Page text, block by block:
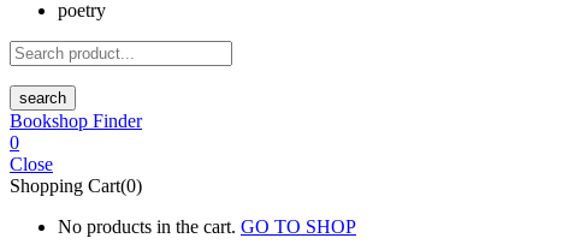
poetry
search
Bookshop Finder
0
Close
Shopping Cart(0)
No products in the cart. GO TO SHOP